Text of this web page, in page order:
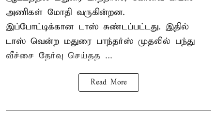
அணிகள் மோதி வருகின்றன.
இப்போட்டிக்கான டாஸ் சுண்டப்பட்டது. இதில்
டாஸ் வென்ற மதுரை பாந்தர்ஸ் முதலில் பந்து
வீச்சை தேர்வு செய்தத ...
Read More